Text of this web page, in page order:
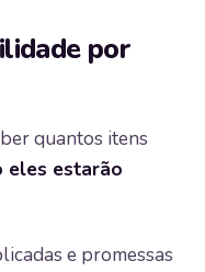
por
quantos itens
eles estarão
e promessas